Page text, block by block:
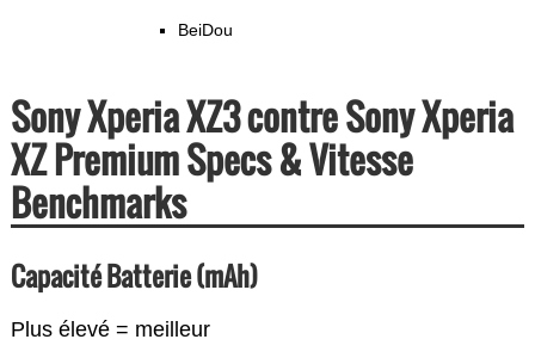
BeiDou
Sony Xperia XZ3 contre Sony Xperia
XZ Premium Specs & Vitesse
Benchmarks
Capacité Batterie (mAh)
Plus élevé = meilleur